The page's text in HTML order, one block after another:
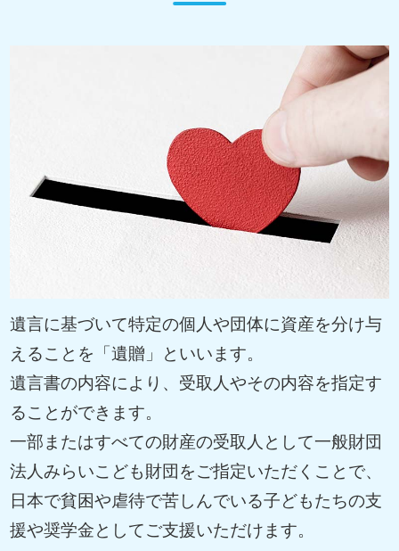
遺言に基づいて特定の個人や団体に資産を分け与
えることを「遺贈」といいます。
遺言書の内容により、受取人やその内容を指定す
ることができます。
一部またはすべての財産の受取人として一般財団
法人みらいこども財団をご指定いただくことで、
日本で貧困や虐待で苦しんでいる子どもたちの支
援や奨学金としてご支援いただけます。